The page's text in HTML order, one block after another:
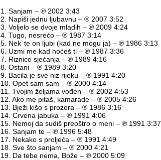
1. Sanjam – ℗ 2002 3:43
2. Napiši jednu ljubavnu – ℗ 2007 3:52
3. Voljelo se dvoje mladih – ℗ 2009 4:24
4. Tugo, nesrećo – ℗ 1987 3:14
5. Nek’ te on ljubi (kad ne mogu ja) – ℗ 1986 3:13
6. Uzmi me kad hoćeš ti – ℗ 1987 3:36
7. Riznice sjećanja – ℗ 1989 4:16
8. Ostani – ℗ 1989 3:20
9. Bacila je sve niz rijeku – ℗ 1991 4:20
10. Opet sam sam – ℗ 2000 4:14
11. Tvojim željama vođen – ℗ 2002 4:53
12. Ako me pitaš, kamarade – ℗ 2005 4:26
13. Bježi kišo s prozora – ℗ 1986 3:16
14. Crvena jabuka – ℗ 1991 4:06
15. Nemoj da sudiš preoštro o meni – ℗ 1991 3:37
16. Sanjam te – ℗ 1996 5:48
17. Nekako s proljeća – ℗ 1991 4:49
18. Sve što sanjam – ℗ 2000 4:21
19. Da tebe nema, Bože – ℗ 2000 5:09